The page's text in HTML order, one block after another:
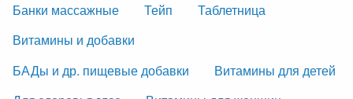
Банки массажные
Тейп
Таблетница
Витамины и добавки
БАДы и др. пищевые добавки
Витамины для детей